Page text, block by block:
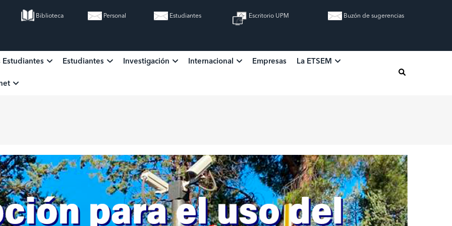
Biblioteca Personal Estudiantes Escritorio UPM Buzón de sugerencias
Estudiantes Estudiantes Investigación Internacional Empresas La ETSEM